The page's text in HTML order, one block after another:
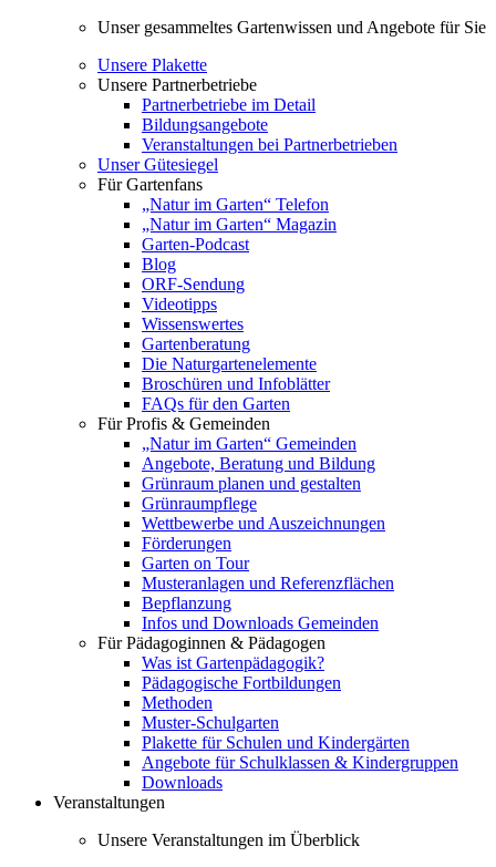
Unser gesammeltes Gartenwissen und Angebote für Sie
Unsere Plakette
Unsere Partnerbetriebe
Partnerbetriebe im Detail
Bildungsangebote
Veranstaltungen bei Partnerbetrieben
Unser Gütesiegel
Für Gartenfans
„Natur im Garten“ Telefon
„Natur im Garten“ Magazin
Garten-Podcast
Blog
ORF-Sendung
Videotipps
Wissenswertes
Gartenberatung
Die Naturgartenelemente
Broschüren und Infoblätter
FAQs für den Garten
Für Profis & Gemeinden
„Natur im Garten“ Gemeinden
Angebote, Beratung und Bildung
Grünraum planen und gestalten
Grünraumpflege
Wettbewerbe und Auszeichnungen
Förderungen
Garten on Tour
Musteranlagen und Referenzflächen
Bepflanzung
Infos und Downloads Gemeinden
Für Pädagoginnen & Pädagogen
Was ist Gartenpädagogik?
Pädagogische Fortbildungen
Methoden
Muster-Schulgarten
Plakette für Schulen und Kindergärten
Angebote für Schulklassen & Kindergruppen
Downloads
Veranstaltungen
Unsere Veranstaltungen im Überblick